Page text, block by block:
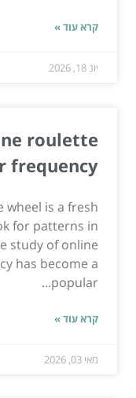
קרא עוד »
יונ 18, 2026
roulette
frequency
wheel is a fresh
for patterns in
study of online
has become a
popular...
קרא עוד »
מאי 03, 2026